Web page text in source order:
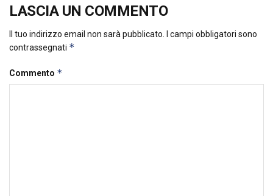
LASCIA UN COMMENTO
Il tuo indirizzo email non sarà pubblicato.
I campi obbligatori sono
contrassegnati *
Commento *